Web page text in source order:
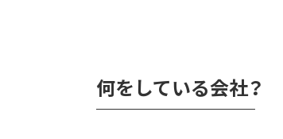
何をしている会社？